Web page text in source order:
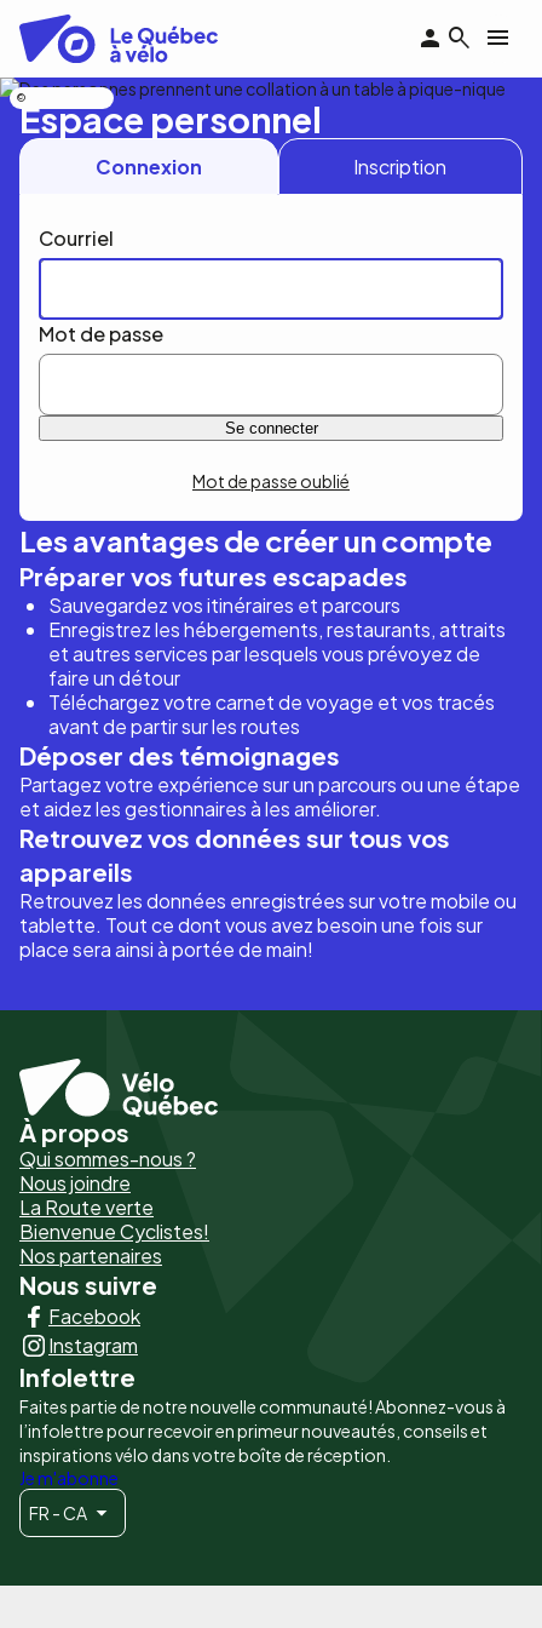
contenu
principal
Espace personnel
Connexion Inscription
Courriel
Mot de passe
Mot de passe oublié
Les avantages de créer un compte
Préparer vos futures escapades
Sauvegardez vos itinéraires et parcours
Enregistrez les hébergements, restaurants, attraits
et autres services par lesquels vous prévoyez de
faire un détour
Téléchargez votre carnet de voyage et vos tracés
avant de partir sur les routes
Déposer des témoignages
Partagez votre expérience sur un parcours ou une étape
et aidez les gestionnaires à les améliorer.
Retrouvez vos données sur tous vos
appareils
Retrouvez les données enregistrées sur votre mobile ou
tablette. Tout ce dont vous avez besoin une fois sur
place sera ainsi à portée de main!
Pied
de
page
-
Liens
principaux
À propos
Qui sommes-nous ?
Nous joindre
La Route verte
Bienvenue Cyclistes!
Nos partenaires
Nous suivre
Facebook
Instagram
Infolettre
Faites partie de notre nouvelle communauté! Abonnez-vous à
l’infolettre pour recevoir en primeur nouveautés, conseils et
inspirations vélo dans votre boîte de réception.
Je m'abonne
FR - CA